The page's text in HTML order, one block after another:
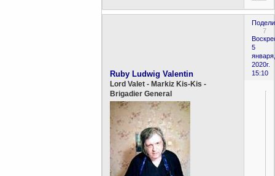
7
5
января,
2020г.
15:10
Ruby Ludwig Valentin
Lord Valet - Markiz Kis-Kis -
Brigadier General